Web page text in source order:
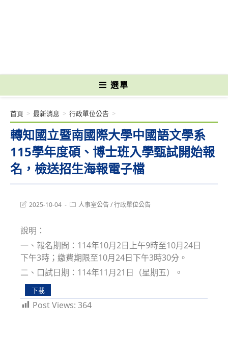
選單
轉知國立暨南國際大學中國語文學系
115學年度碩、博士班入學甄試開始報
名，檢送招生海報電子檔
首頁 > 最新消息 > 行政單位公告 >
Post2025-10-04
Post人事室公告/行政單位公告
說明：
一、報名期間：114年10月2日上午9時至10月24日
下午3時；繳費期限至10月24日下午3時30分。
二、口試日期：114年11月21日（星期五）。
下載
Post Views: 364